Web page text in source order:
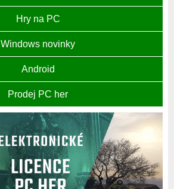
Hry na PC
Windows novinky
Android
Prodej PC her